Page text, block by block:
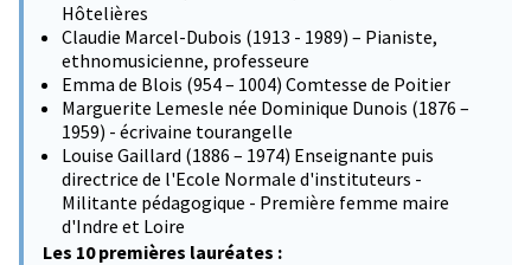
Hôtelières
Claudie Marcel-Dubois (1913 - 1989) – Pianiste,
ethnomusicienne, professeure
Emma de Blois (954 – 1004) Comtesse de Poitier
Marguerite Lemesle née Dominique Dunois (1876 –
1959) - écrivaine tourangelle
Louise Gaillard (1886 – 1974) Enseignante puis
directrice de l'Ecole Normale d'instituteurs -
Militante pédagogique - Première femme maire
d'Indre et Loire
Les 10 premières lauréates :